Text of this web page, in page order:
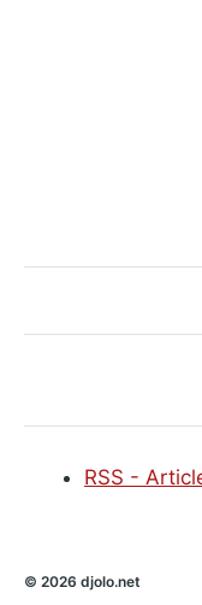
RSS -
© 2026 djolo.net